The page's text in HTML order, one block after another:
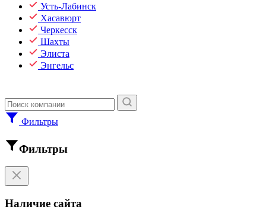
Усть-Лабинск
Хасавюрт
Черкесск
Шахты
Элиста
Энгельс
Фильтры
Фильтры
Наличие сайта